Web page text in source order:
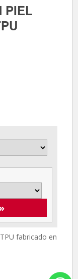
PIEL
fabricado en